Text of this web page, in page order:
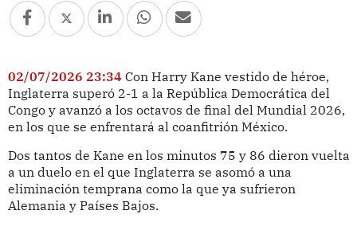
02/07/2026 23:34 Con Harry Kane vestido de héroe,
Inglaterra superó 2-1 a la República Democrática del
Congo y avanzó a los octavos de final del Mundial 2026,
en los que se enfrentará al coanfitrión México.
Dos tantos de Kane en los minutos 75 y 86 dieron vuelta
a un duelo en el que Inglaterra se asomó a una
eliminación temprana como la que ya sufrieron
Alemania y Países Bajos.